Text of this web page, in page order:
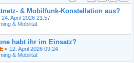
& Mobilfunk-Konstellation aus?
24. April 2026 21:57
& Mobilität
habt ihr im Einsatz?
« 12. April 2026 09:24
& Mobilität